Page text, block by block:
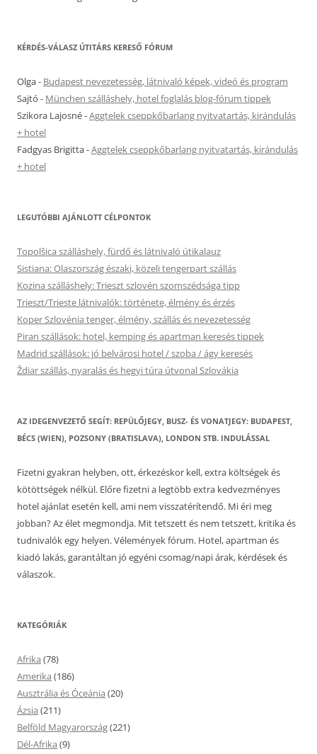
KÉRDÉS-VÁLASZ ÚTITÁRS KERESŐ FÓRUM
Olga- Budapest nevezetesség, látnivaló képek, videó és program
Sajtó - München szálláshely, hotel foglalás blog-fórum tippek
Szikora Lajosné-Aggtelek cseppkőbarlang nyitvatartás, kirándulás
+ hotel
Fadgyas Brigitta-Aggtelek cseppkőbarlang nyitvatartás, kirándulás
+ hotel
LEGUTÓBBI AJÁNLOTT CÉLPONTOK
Topolšica szálláshely, fürdő és látnivaló útikalauz
Sistiana: Olaszország északi, közeli tengerpart szállás
Kozina szálláshely: Trieszt szlovén szomszédsága tipp
Trieszt/Trieste látnivalók: története, élmény és érzés
Koper Szlovénia tenger, élmény, szállás és nevezetesség
Piran szállások: hotel, kemping és apartman keresés tippek
Madrid szállások: jó belvárosi hotel / szoba / ágy keresés
Ždiar szállás, nyaralás és hegyi túra útvonal Szlovákia
AZ IDEGENVEZETŐ SEGÍT: REPÜLŐJEGY, BUSZ- ÉS VONATJEGY: BUDAPEST,
BÉCS (WIEN), POZSONY (BRATISLAVA), LONDON STB. INDULÁSSAL
Fizetni gyakran helyben, ott, érkezéskor kell, extra költségek és
kötöttségek nélkül. Előre fizetni a legtöbb extra kedvezményes
hotel ajánlat esetén kell, ami nem visszatérítendő. Mi éri meg
jobban? Az élet megmondja. Mit tetszett és nem tetszett, kritika és
tudnivalók egy helyen. Vélemények fórum. Hotel, apartman és
kiadó lakás, garantáltan jó egyéni csomag/napi árak, kérdések és
válaszok.
KATEGÓRIÁK
Afrika (78)
Amerika (186)
Ausztrália és Óceánia (20)
Ázsia (211)
Belföld Magyarország(221)
Dél-Afrika (9)